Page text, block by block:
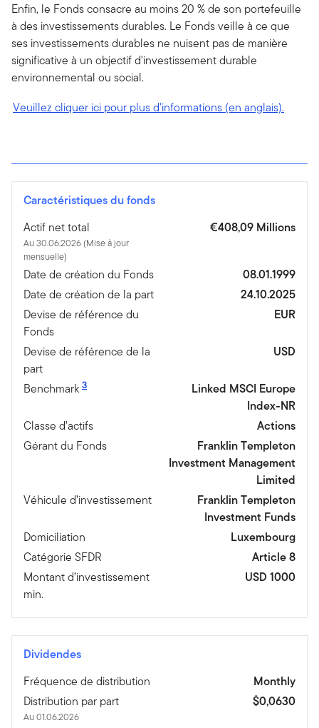
Enfin, le Fonds consacre au moins 20 % de son portefeuille
à des investissements durables. Le Fonds veille à ce que
ses investissements durables ne nuisent pas de manière
significative à un objectif d'investissement durable
environnemental ou social.
Veuillez cliquer ici pour plus d'informations (en anglais).
Caractéristiques du fonds
Actif net total
Au 30.06.2026 (Mise à jour
mensuelle)
€408,09 Millions
Date de création du Fonds
08.01.1999
Date de création de la part
24.10.2025
Devise de référence du
Fonds
EUR
Devise de référence de la
part
USD
Benchmark 3
Linked MSCI Europe
Index-NR
Classe d’actifs
Actions
Gérant du Fonds
Franklin Templeton
Investment Management
Limited
Véhicule d’investissement
Franklin Templeton
Investment Funds
Domiciliation
Luxembourg
Catégorie SFDR
Article 8
Montant d’investissement
min.
USD 1000
Dividendes
Fréquence de distribution
Monthly
Distribution par part
Au 01.06.2026
$0,0630